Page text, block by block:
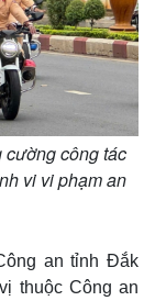
công tác
vi vi phạm an
an tỉnh Đắk
thuộc Công an